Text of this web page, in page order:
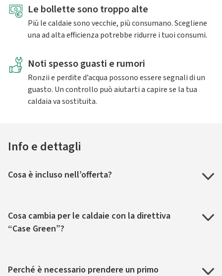
Le bollette sono troppo alte
Più le caldaie sono vecchie, più consumano. Scegliene
una ad alta efficienza potrebbe ridurre i tuoi consumi.
Noti spesso guasti e rumori
Ronzii e perdite d’acqua possono essere segnali di un
guasto. Un controllo può aiutarti a capire se la tua
caldaia va sostituita.
Info e dettagli
Cosa è incluso nell’offerta?
Cosa cambia per le caldaie con la direttiva
“Case Green”?
Perché è necessario prendere un primo